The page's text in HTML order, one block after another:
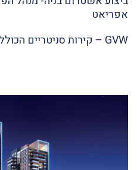
אפריאט
GVW – קירות סניטריים הכוללים אינסטלציה ושפכים